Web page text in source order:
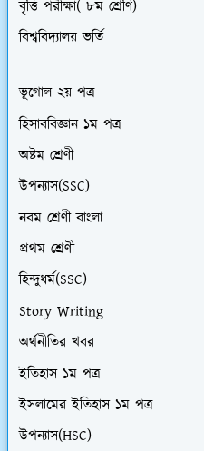
বৃত্তি পরীক্ষা( ৮ম শ্রেণি)
বিশ্ববিদ্যালয় ভর্তি
ভূগোল ২য় পত্র
হিসাববিজ্ঞান ১ম পত্র
অষ্টম শ্রেণী
উপন্যাস(SSC)
নবম শ্রেণী বাংলা
প্রথম শ্রেণী
হিন্দুধর্ম(SSC)
Story Writing
অর্থনীতির খবর
ইতিহাস ১ম পত্র
ইসলামের ইতিহাস ১ম পত্র
উপন্যাস(HSC)